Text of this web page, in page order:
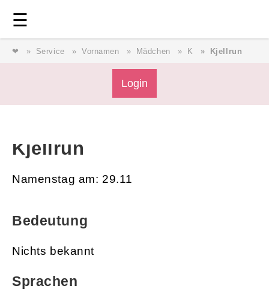
☰
❤ Service Vornamen Mädchen K Kjellrun
Login
Kjellrun
Namenstag am: 29.11
Bedeutung
Nichts bekannt
Sprachen